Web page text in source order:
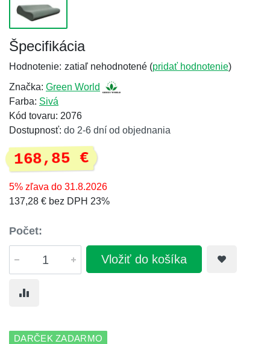
Špecifikácia
Hodnotenie: zatiaľ nehodnotené (pridať hodnotenie)
Značka: Green World
Farba: Sivá
Kód tovaru: 2076
Dostupnosť: do 2-6 dní od objednania
168,85 €
5% zľava do 31.8.2026
137,28 € bez DPH 23%
Počet:
Vložiť do košíka
DARČEK ZADARMO